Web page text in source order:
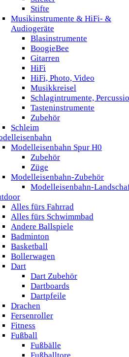
Stifte
Musikinstrumente & HiFi- &
Audiogeräte
Blasinstrumente
BoogieBee
Gitarren
HiFi
HiFi, Photo, Video
Musikkreisel
Schlagintrumente,
Tasteninstrumente
Zubehör
Schleim
Modelleisenbahn Spur H0
Zubehör
Züge
Modelleisenbahn-Zubehör
Modelleisenbahn-
Alles fürs Fahrrad
Alles fürs Schwimmbad
Andere Ballspiele
Badminton
Basketball
Bollerwagen
Dart
Dart Zubehör
Dartboards
Dartpfeile
Drachen
Fersenroller
Fitness
Fußball
Fußbälle